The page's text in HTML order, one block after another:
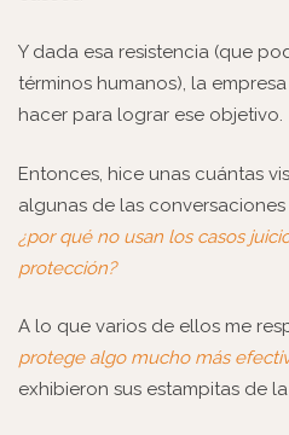
Y dada esa resistencia (que
términos humanos), la
hacer para lograr ese objetivo.
Entonces, hice unas cuántas
algunas de las
¿por qué no usan los casos
protección?
A lo que varios de ellos me
protege algo mucho más
exhibieron sus estampitas de